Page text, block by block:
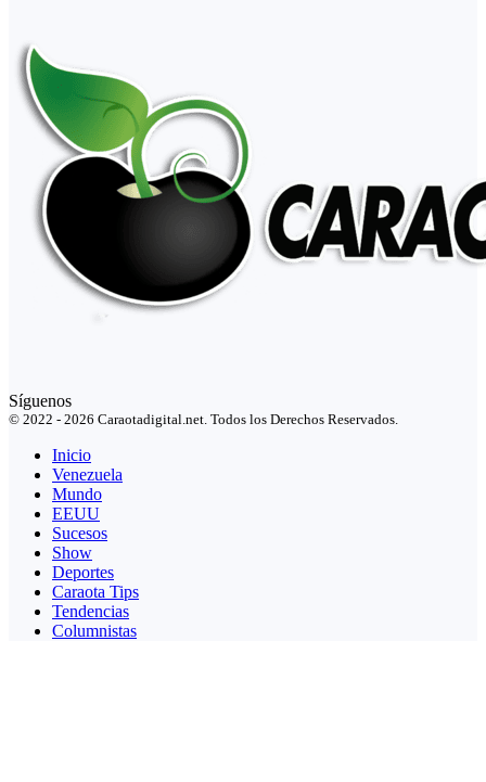
Síguenos
© 2022 - 2026 Caraotadigital.net. Todos los Derechos Reservados.
Inicio
Venezuela
Mundo
EEUU
Sucesos
Show
Deportes
Caraota Tips
Tendencias
Columnistas